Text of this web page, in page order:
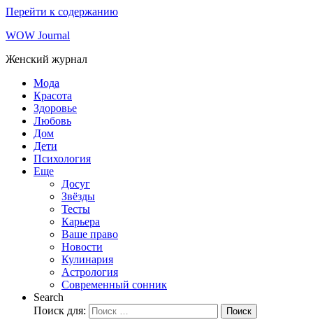
Перейти к содержанию
WOW Journal
Женский журнал
Мода
Красота
Здоровье
Любовь
Дом
Дети
Психология
Еще
Досуг
Звёзды
Тесты
Карьера
Ваше право
Новости
Кулинария
Астрология
Современный сонник
Search
Поиск для:
Поиск